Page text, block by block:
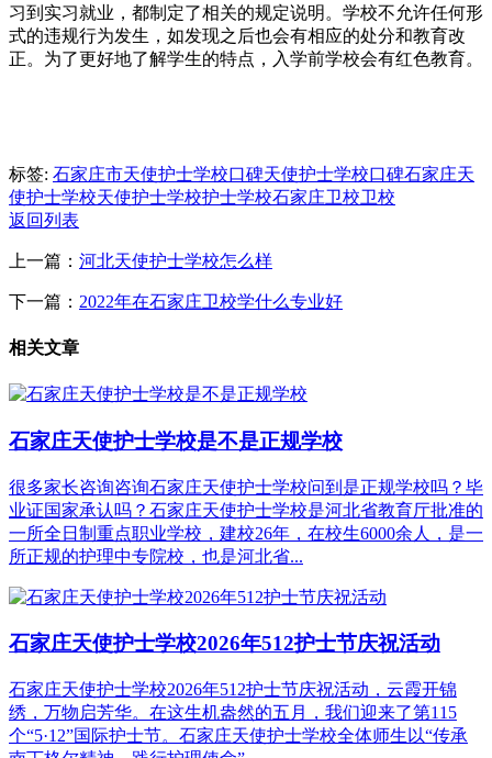
习到实习就业，都制定了相关的规定说明。学校不允许任何形
式的违规行为发生，如发现之后也会有相应的处分和教育改
正。为了更好地了解学生的特点，入学前学校会有红色教育。
标签: 石家庄市天使护士学校口碑天使护士学校口碑石家庄天
使护士学校天使护士学校护士学校石家庄卫校卫校
返回列表
上一篇： 河北天使护士学校怎么样
下一篇： 2022年在石家庄卫校学什么专业好
相关文章
石家庄天使护士学校是不是正规学校
很多家长咨询咨询石家庄天使护士学校问到是正规学校吗？毕
业证国家承认吗？石家庄天使护士学校是河北省教育厅批准的
一所全日制重点职业学校，建校26年，在校生6000余人，是一
所正规的护理中专院校，也是河北省...
石家庄天使护士学校2026年512护士节庆祝活动
石家庄天使护士学校2026年512护士节庆祝活动，云霞开锦
绣，万物启芳华。在这生机盎然的五月，我们迎来了第115
个“5·12”国际护士节。石家庄天使护士学校全体师生以“传承